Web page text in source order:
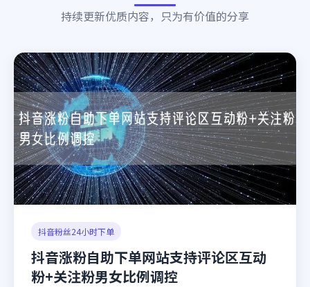
持续更新优质内容，只为有价值的分享
抖音粉丝24小时下单
抖音涨粉自助下单网站支持评论区互动
粉+关注粉男女比例调控